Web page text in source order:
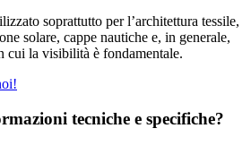
soprattutto per l’architettura tessile,
solare, cappe nautiche e, in generale,
cui la visibilità è fondamentale.
tecniche e specifiche?